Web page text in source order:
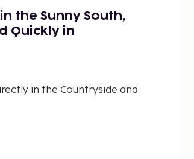
the Sunny South,
Quickly in
in the Countryside and